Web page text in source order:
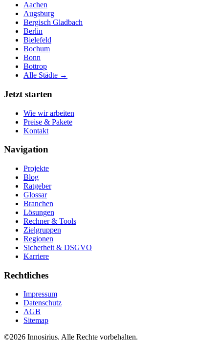
Aachen
Augsburg
Bergisch Gladbach
Berlin
Bielefeld
Bochum
Bonn
Bottrop
Alle Städte →
Jetzt starten
Wie wir arbeiten
Preise & Pakete
Kontakt
Navigation
Projekte
Blog
Ratgeber
Glossar
Branchen
Lösungen
Rechner & Tools
Zielgruppen
Regionen
Sicherheit & DSGVO
Karriere
Rechtliches
Impressum
Datenschutz
AGB
Sitemap
©2026 Innosirius. Alle Rechte vorbehalten.